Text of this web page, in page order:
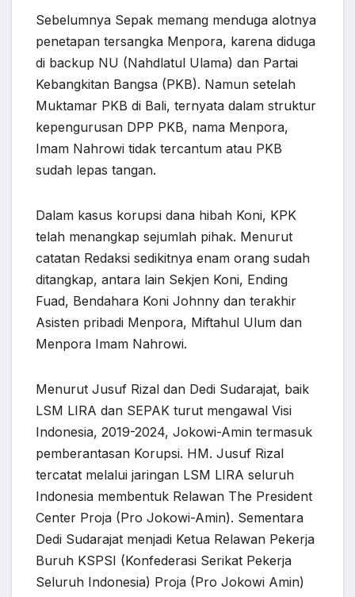
Sebelumnya Sepak memang menduga alotnya
penetapan tersangka Menpora, karena diduga
di backup NU (Nahdlatul Ulama) dan Partai
Kebangkitan Bangsa (PKB). Namun setelah
Muktamar PKB di Bali, ternyata dalam struktur
kepengurusan DPP PKB, nama Menpora,
Imam Nahrowi tidak tercantum atau PKB
sudah lepas tangan.
Dalam kasus korupsi dana hibah Koni, KPK
telah menangkap sejumlah pihak. Menurut
catatan Redaksi sedikitnya enam orang sudah
ditangkap, antara lain Sekjen Koni, Ending
Fuad, Bendahara Koni Johnny dan terakhir
Asisten pribadi Menpora, Miftahul Ulum dan
Menpora Imam Nahrowi.
Menurut Jusuf Rizal dan Dedi Sudarajat, baik
LSM LIRA dan SEPAK turut mengawal Visi
Indonesia, 2019-2024, Jokowi-Amin termasuk
pemberantasan Korupsi. HM. Jusuf Rizal
tercatat melalui jaringan LSM LIRA seluruh
Indonesia membentuk Relawan The President
Center Proja (Pro Jokowi-Amin). Sementara
Dedi Sudarajat menjadi Ketua Relawan Pekerja
Buruh KSPSI (Konfederasi Serikat Pekerja
Seluruh Indonesia) Proja (Pro Jokowi Amin)